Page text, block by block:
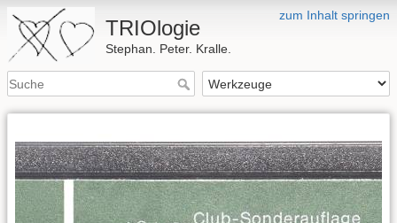
zum Inhalt springen
TRIOlogie
Stephan. Peter. Kralle.